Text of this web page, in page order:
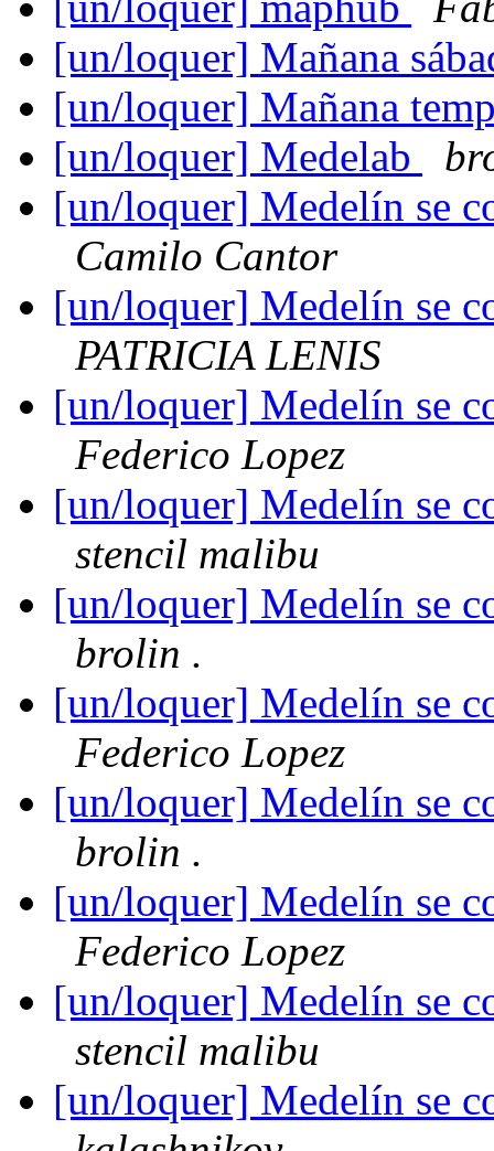
[un/loquer] Mañana
[un/loquer] Mañana
[un/loquer] Medelab
[un/loquer] Medelín se
Camilo Cantor
[un/loquer] Medelín se
PATRICIA LENIS
[un/loquer] Medelín se
Federico Lopez
[un/loquer] Medelín se
stencil malibu
[un/loquer] Medelín se
brolin .
[un/loquer] Medelín se
Federico Lopez
[un/loquer] Medelín se
brolin .
[un/loquer] Medelín se
Federico Lopez
[un/loquer] Medelín se
stencil malibu
[un/loquer] Medelín se